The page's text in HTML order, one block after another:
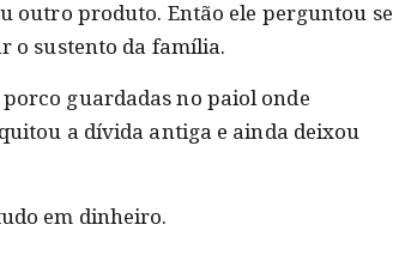
outro produto. Então ele perguntou se
o sustento da família.
guardadas no paiol onde
a dívida antiga e ainda deixou
em dinheiro.